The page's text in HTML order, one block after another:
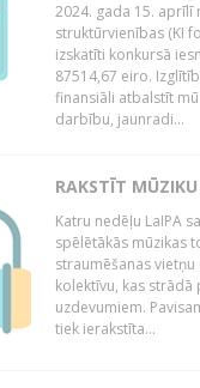
2024. gada 15. aprīlī
struktūrvienības (KI
izskatīti konkursā
87514,67 eiro.
finansiāli atbalstīt
darbību, jaunradi...
RAKSTĪT
Katru nedēļu LaIPA
spēlētākās mūzikas
straumēšanas
kolektīvu, kas
uzdevumiem.
tiek ierakstīta...